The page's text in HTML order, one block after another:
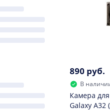
890 руб.
В
Камера
Galaxy A32